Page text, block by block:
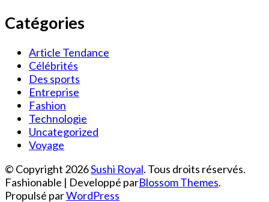
Catégories
Article Tendance
Célébrités
Des sports
Entreprise
Fashion
Technologie
Uncategorized
Voyage
© Copyright 2026Sushi Royal. Tous droits réservés.
Fashionable | Developpé parBlossom Themes.
Propulsé parWordPress